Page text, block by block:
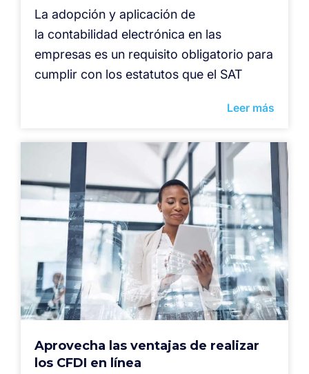
La adopción y aplicación de
la contabilidad electrónica en las
empresas es un requisito obligatorio para
cumplir con los estatutos que el SAT
Leer más
Aprovecha las ventajas de realizar
los CFDI en línea